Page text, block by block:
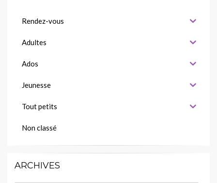
Rendez-vous
Adultes
Ados
Jeunesse
Tout petits
Non classé
ARCHIVES